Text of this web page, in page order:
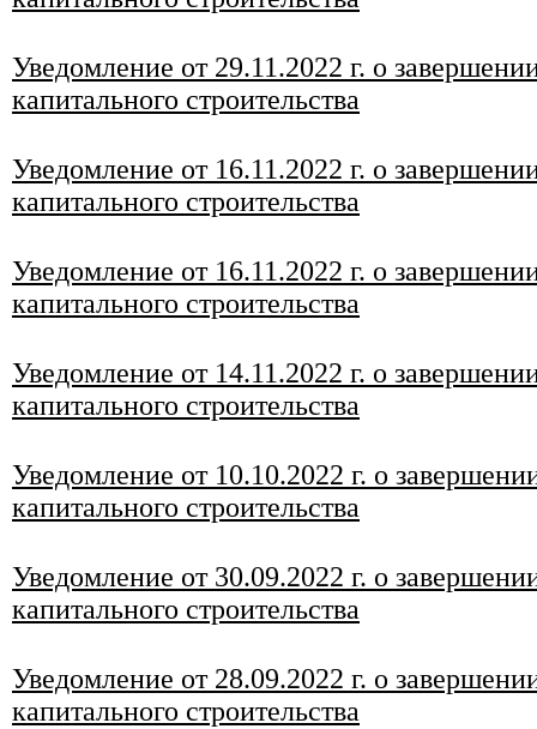
Уведомление от 29.11.2022 г. о
капитального строительства
Уведомление от 16.11.2022 г. о
капитального строительства
Уведомление от 16.11.2022 г. о
капитального строительства
Уведомление от 14.11.2022 г. о
капитального строительства
Уведомление от 10.10.2022 г. о
капитального строительства
Уведомление от 30.09.2022 г. о
капитального строительства
Уведомление от 28.09.2022 г. о
капитального строительства